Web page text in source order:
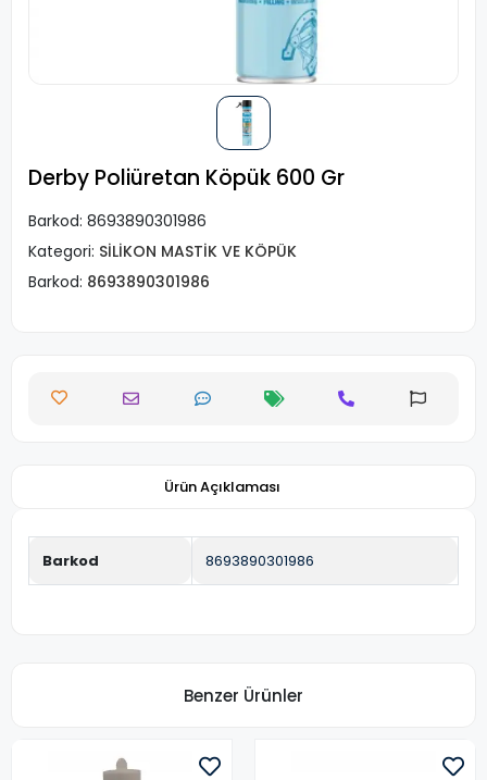
Derby Poliüretan Köpük 600 Gr
Barkod: 8693890301986
Kategori: SİLİKON MASTİK VE KÖPÜK
Barkod: 8693890301986
Ürün Açıklaması
Barkod 8693890301986
Benzer Ürünler